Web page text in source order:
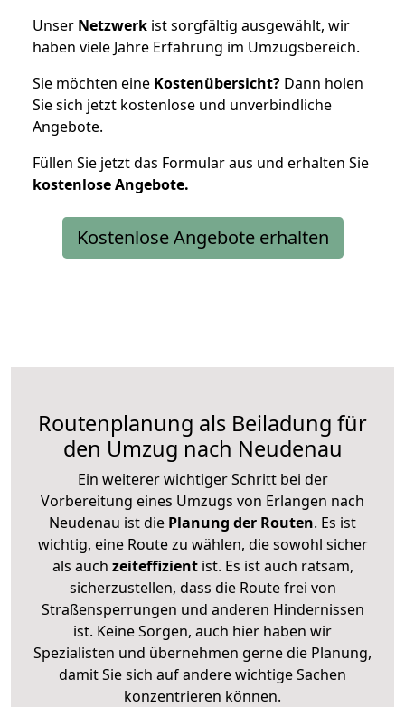
Unser Netzwerk ist sorgfältig ausgewählt, wir
haben viele Jahre Erfahrung im Umzugsbereich.
Sie möchten eine Kostenübersicht? Dann holen
Sie sich jetzt kostenlose und unverbindliche
Angebote.
Füllen Sie jetzt das Formular aus und erhalten Sie
kostenloseAngebote.
Kostenlose Angebote erhalten
Routenplanung als Beiladung für
den Umzug nach Neudenau
Ein weiterer wichtiger Schritt bei der
Vorbereitung eines Umzugs von Erlangen nach
Neudenau ist die Planung der Routen. Es ist
wichtig, eine Route zu wählen, die sowohl sicher
als auch zeiteffizientist. Es ist auch ratsam,
sicherzustellen, dass die Route frei von
Straßensperrungen und anderen Hindernissen
ist. Keine Sorgen, auch hier haben wir
Spezialisten und übernehmen gerne die Planung,
damit Sie sich auf andere wichtige Sachen
konzentrieren können.